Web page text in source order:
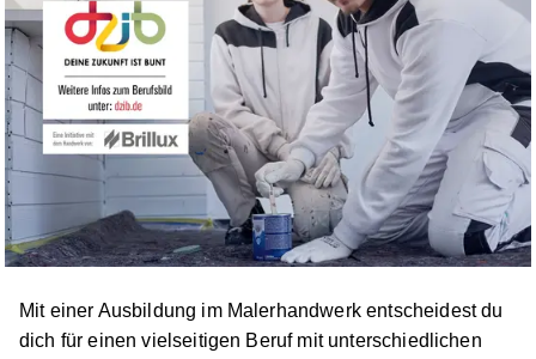
Infos zum Beruf Maler und Lackierer
8 Ausbildungsplätze
Maler/-in und Lackierer/-in (m/w/d) Sezer
Malerbetrieb
Mit einer Ausbildung im Malerhandwerk entscheidest du
dich für einen vielseitigen Beruf mit unterschiedlichen